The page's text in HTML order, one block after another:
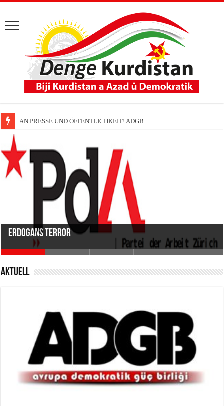
AN PRESSE UND ÖFFENTLICHKEIT! ADGB
Erdogans Terror
AN KURDISCH, TURKISCHE UND WELTVÖLKER
NO Erdogan! NO Trump!
MLPD Uluslararası İlişkiler sorumlusu Monika Gärtner
– Engel Neo Naziler (NPD) Tarafinda Tehdit ediliyor…
Nein zu Parteien der Bourgeois! Stimmen für die DKP!
Aktuell